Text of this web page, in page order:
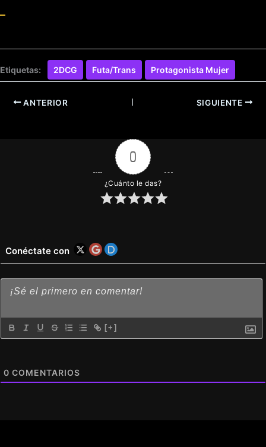
–
Etiquetas: 2DCG Futa/Trans Protagonista Mujer
ANTERIOR SIGUIENTE
0
¿Cuánto le das?
Conéctate con
[+]
0 COMENTARIOS